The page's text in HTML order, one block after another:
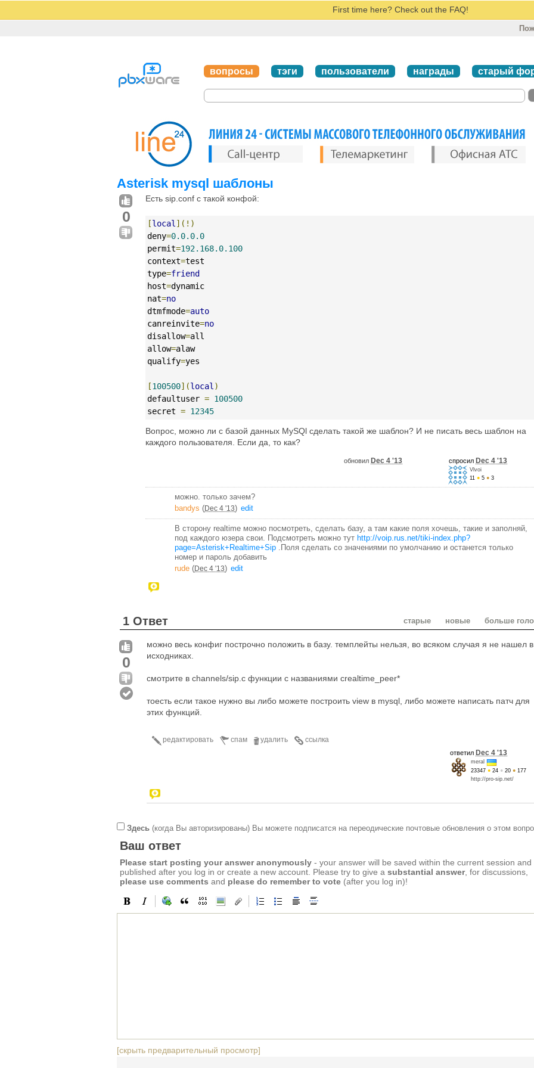
First time here? Check out the FAQ!
вопросы тэги пользователи награды старый
Asterisk mysql шаблоны
0
Есть sip.conf с такой конфой:
[local ](!)
deny=0.0.0.0
permit=192.168.0.100
context=test
type=friend
host=dynamic
nat=no
dtmfmode=auto
canreinvite=no
disallow=all
allow=alaw
qualify=yes
[100500](local )
defaultuser = 100500
secret = 12345
Вопрос, можно ли с базой данных MySQl сделать такой же шаблон? И не писать весь шаблон на
каждого пользователя. Если да, то как?
спросил Dec 4 '13
Vlvoi
11 ● 5 ● 3
обновил Dec 4 '13
можно. только зачем?
bandys (Dec 4 '13) edit
В сторону realtime можно посмотреть, сделать базу, а там какие поля хочешь, такие и заполняй,
под каждого юзера свои. Подсмотреть можно тут http://voip.rus.net/tiki-index.php?
page=Asterisk+Realtime+Sip .Поля сделать со значениями по умолчанию и останется только
номер и пароль добавить
rude (Dec 4 '13) edit
1 Ответ старые новые больше
0
можно весь конфиг построчно положить в базу. темплейты нельзя, во всяком случая я не нашел в
исходниках.
смотрите в channels/sip.c функции с названиями crealtime_peer*
тоесть если такое нужно вы либо можете построить view в mysql, либо можете написать патч для
этих функций.
ссылка
удалить
спам
редактировать
ответил Dec 4 '13
meral
23347 ● 24 ● 20 ● 177
http://pro-sip.net/
Здесь (когда Вы авторизированы) Вы можете подписатся на переодические почтовые обновления о этом
Ваш ответ
Please start posting your answer anonymously - your answer will be saved within the current session and
published after you log in or create a new account. Please try to give a substantial answer, for discussions,
please use comments and please do remember to vote (after you log in)!
[скрыть предварительный просмотр]